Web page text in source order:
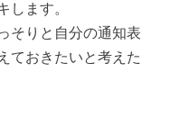
します。
そりと自分の通知表
ておきたいと考えた